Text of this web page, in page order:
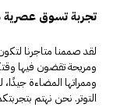
تجربة تسوق عصرية
لقد صممنا متاجرنا
ومريحة تقضون فيها
وممراتها المضاءة
التوتر. نحن نهتم